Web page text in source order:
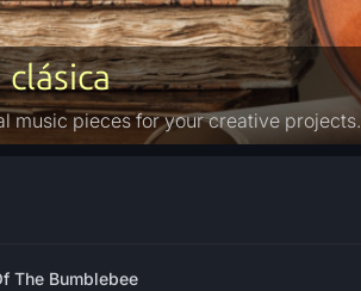
music pieces for your creative projects.
The Bumblebee